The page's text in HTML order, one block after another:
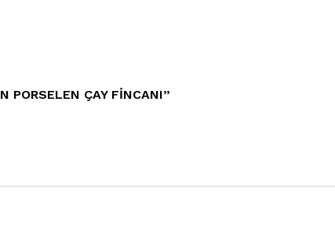
PORSELEN ÇAY FINCANI”